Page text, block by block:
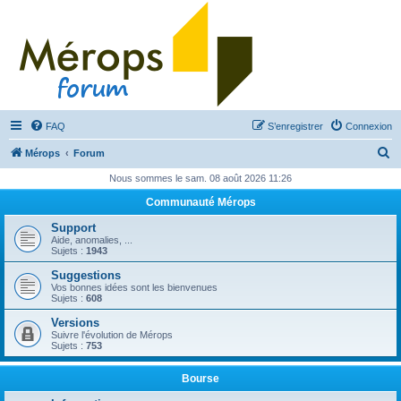
FAQ Connexion
S’enregistrer
Mérops Forum
h
r
Nous sommes le sam. 08 août 2026 11:26
Communauté Mérops
Support
Aide, anomalies, ...
Sujets : 1943
Suggestions
Vos bonnes idées sont les bienvenues
Sujets : 608
Versions
Suivre l'évolution de Mérops
Sujets : 753
Bourse